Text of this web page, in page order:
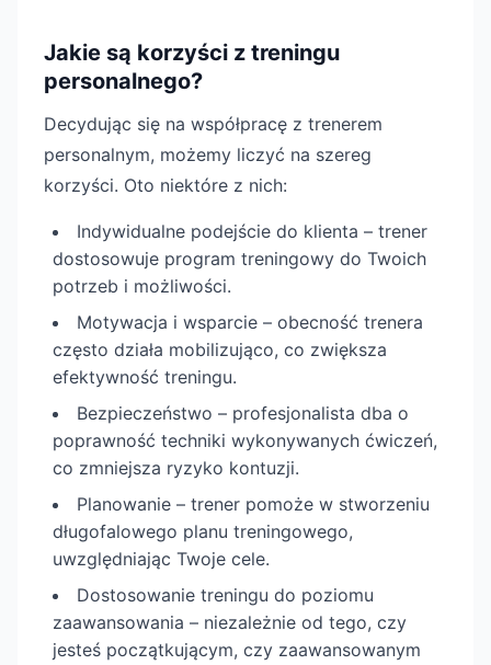
Jakie są korzyści z treningu
personalnego?
Decydując się na współpracę z trenerem
personalnym, możemy liczyć na szereg
korzyści. Oto niektóre z nich:
Indywidualne podejście do klienta – trener
dostosowuje program treningowy do Twoich
potrzeb i możliwości.
Motywacja i wsparcie – obecność trenera
często działa mobilizująco, co zwiększa
efektywność treningu.
Bezpieczeństwo – profesjonalista dba o
poprawność techniki wykonywanych ćwiczeń,
co zmniejsza ryzyko kontuzji.
Planowanie – trener pomoże w stworzeniu
długofalowego planu treningowego,
uwzględniając Twoje cele.
Dostosowanie treningu do poziomu
zaawansowania – niezależnie od tego, czy
jesteś początkującym, czy zaawansowanym